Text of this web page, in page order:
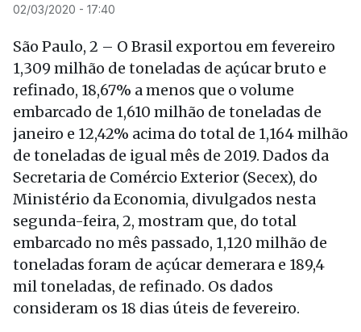
02/03/2020 - 17:40
São Paulo, 2 – O Brasil exportou em fevereiro
1,309 milhão de toneladas de açúcar bruto e
refinado, 18,67% a menos que o volume
embarcado de 1,610 milhão de toneladas de
janeiro e 12,42% acima do total de 1,164 milhão
de toneladas de igual mês de 2019. Dados da
Secretaria de Comércio Exterior (Secex), do
Ministério da Economia, divulgados nesta
segunda-feira, 2, mostram que, do total
embarcado no mês passado, 1,120 milhão de
toneladas foram de açúcar demerara e 189,4
mil toneladas, de refinado. Os dados
consideram os 18 dias úteis de fevereiro.